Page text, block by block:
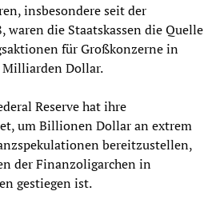
insbesondere seit der
waren die Staatskassen die Quelle
für Großkonzerne in
Dollar.
Reserve hat ihre
um Billionen Dollar an extrem
bereitzustellen,
der Finanzoligarchen in
gestiegen ist.